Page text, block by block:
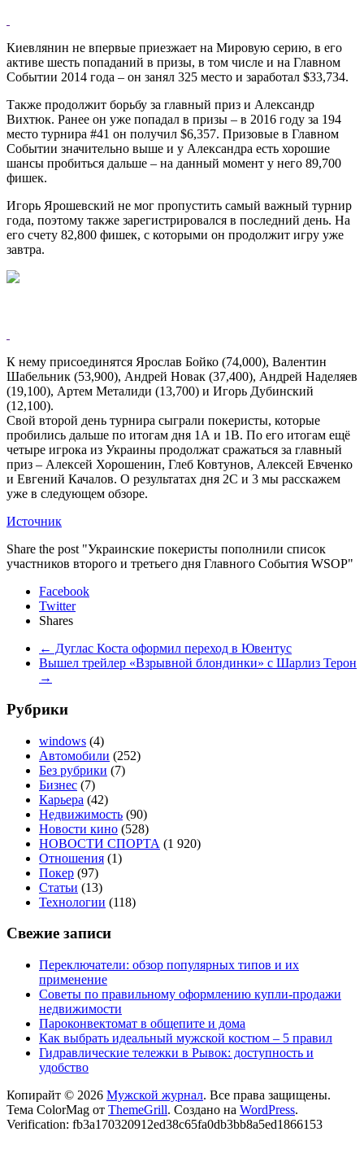
Киевлянин не впервые приезжает на Мировую серию, в его
активе шесть попаданий в призы, в том числе и на Главном
Событии 2014 года – он занял 325 место и заработал $33,734.
Также продолжит борьбу за главный приз и Александр
Вихтюк. Ранее он уже попадал в призы – в 2016 году за 194
место турнира #41 он получил $6,357. Призовые в Главном
Событии значительно выше и у Александра есть хорошие
шансы пробиться дальше – на данный момент у него 89,700
фишек.
Игорь Ярошевский не мог пропустить самый важный турнир
года, поэтому также зарегистрировался в последний день. На
его счету 82,800 фишек, с которыми он продолжит игру уже
завтра.
К нему присоединятся Ярослав Бойко (74,000), Валентин
Шабельник (53,900), Андрей Новак (37,400), Андрей Наделяев
(19,100), Артем Металиди (13,700) и Игорь Дубинский
(12,100).
Свой второй день турнира сыграли покеристы, которые
пробились дальше по итогам дня 1А и 1В. По его итогам ещё
четыре игрока из Украины продолжат сражаться за главный
приз – Алексей Хорошенин, Глеб Ковтунов, Алексей Евченко
и Евгений Качалов. О результатах дня 2С и 3 мы расскажем
уже в следующем обзоре.
Источник
Share the post "Украинские покеристы пополнили список
участников второго и третьего дня Главного События WSOP"
Facebook
Twitter
Shares
← Дуглас Коста оформил переход в Ювентус
Вышел трейлер «Взрывной блондинки» с Шарлиз Терон
→
Рубрики
windows (4)
Автомобили (252)
Без рубрики (7)
Бизнес (7)
Карьера (42)
Недвижимость (90)
Новости кино (528)
НОВОСТИ СПОРТА (1 920)
Отношения (1)
Покер (97)
Статьи (13)
Технологии (118)
Свежие записи
Переключатели: обзор популярных типов и их
применение
Советы по правильному оформлению купли-продажи
недвижимости
Пароконвектомат в общепите и дома
Как выбрать идеальный мужской костюм – 5 правил
Гидравлические тележки в Рывок: доступность и
удобство
Копирайт © 2026 Мужской журнал. Все права защищены.
Тема ColorMag от ThemeGrill. Создано на WordPress.
Verification: fb3a170320912ed38c65fa0db3bb8a5ed1866153